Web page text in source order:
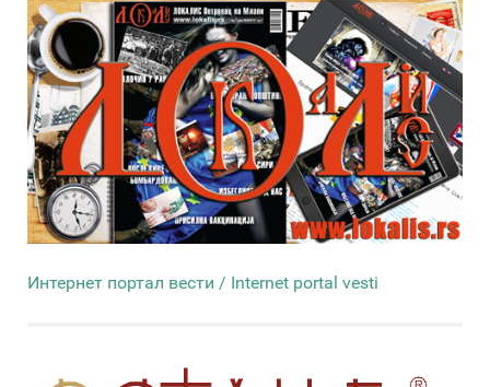
Интернет портал вести / Internet portal vesti